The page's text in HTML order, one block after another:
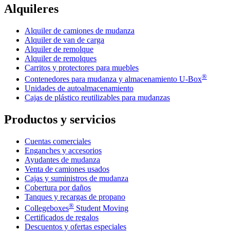
Alquileres
Alquiler de camiones de mudanza
Alquiler de van de carga
Alquiler de remolque
Alquiler de remolques
Carritos y protectores para muebles
Contenedores para mudanza y almacenamiento U-Box®
Unidades de autoalmacenamiento
Cajas de plástico reutilizables para mudanzas
Productos y servicios
Cuentas comerciales
Enganches y accesorios
Ayudantes de mudanza
Venta de camiones usados
Cajas y suministros de mudanza
Cobertura por daños
Tanques y recargas de propano
Collegeboxes® Student Moving
Certificados de regalos
Descuentos y ofertas especiales